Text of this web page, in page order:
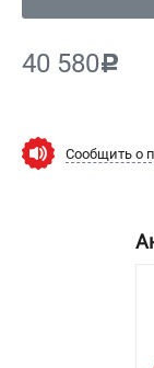
СЕРВИС
МАГАЗИНЫ
Сервисный
Политика
40 580c
Сообщить о